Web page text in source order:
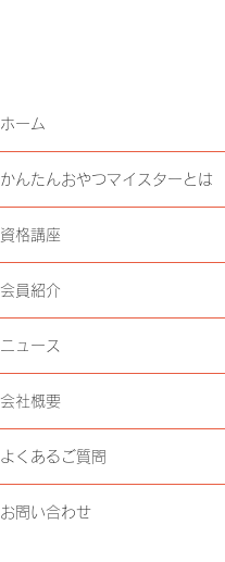
ホーム
かんたんおやつマイスターとは
資格講座
会員紹介
ニュース
会社概要
よくあるご質問
お問い合わせ